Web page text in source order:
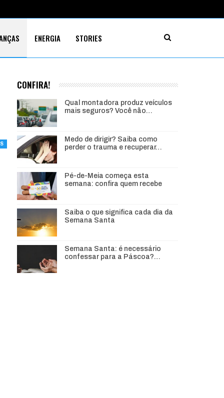
ENERGIA STORIES
CONFIRA!
Qual montadora produz veículos
mais seguros? Você não…
Medo de dirigir? Saiba como
perder o trauma e recuperar…
Pé-de-Meia começa esta
semana: confira quem recebe
Saiba o que significa cada dia da
Semana Santa
Semana Santa: é necessário
confessar para a Páscoa?…